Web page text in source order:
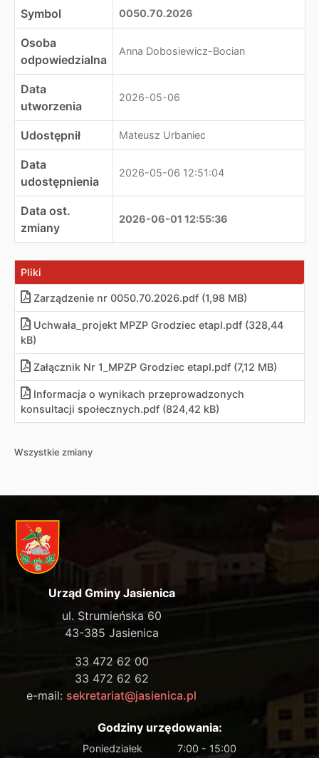
Symbol 0050.70.2026
Osoba
odpowiedzialna
Anna Dobosiewicz-Bocian
Data
utworzenia
2026-05-06
Udostępnił Mateusz Urbaniec
Data
udostępnienia
2026-05-06 12:51:04
Data ost.
zmiany
2026-06-01 12:55:36
Pliki
Zarządzenie nr 0050.70.2026.pdf (1,98 MB)
Uchwała_projekt MPZP Grodziec etapI.pdf (328,44
kB)
Załącznik Nr 1_MPZP Grodziec etapI.pdf (7,12 MB)
Informacja o wynikach przeprowadzonych
konsultacji społecznych.pdf (824,42 kB)
Wszystkie zmiany
Urząd Gminy Jasienica
ul. Strumieńska 60
43-385 Jasienica
33 472 62 00
33 472 62 62
e-mail: sekretariat@jasienica.pl
Godziny urzędowania:
Poniedziałek 7:00 - 15:00